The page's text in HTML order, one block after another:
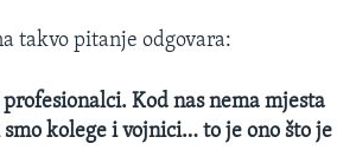
takvo pitanje odgovara:
Kod nas nema mjesta
smo kolege i vojnici… to je ono što je